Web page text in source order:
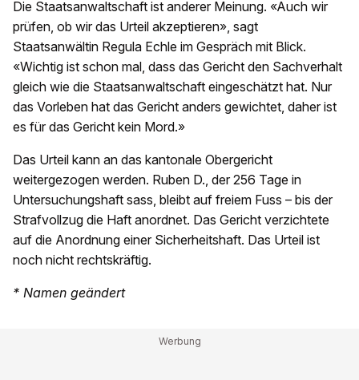
Die Staatsanwaltschaft ist anderer Meinung. «Auch wir
prüfen, ob wir das Urteil akzeptieren», sagt
Staatsanwältin Regula Echle im Gespräch mit Blick.
«Wichtig ist schon mal, dass das Gericht den Sachverhalt
gleich wie die Staatsanwaltschaft eingeschätzt hat. Nur
das Vorleben hat das Gericht anders gewichtet, daher ist
es für das Gericht kein Mord.»
Das Urteil kann an das kantonale Obergericht
weitergezogen werden. Ruben D., der 256 Tage in
Untersuchungshaft sass, bleibt auf freiem Fuss – bis der
Strafvollzug die Haft anordnet. Das Gericht verzichtete
auf die Anordnung einer Sicherheitshaft. Das Urteil ist
noch nicht rechtskräftig.
* Namen geändert